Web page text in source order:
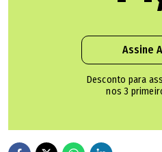
Após suspeita, Caiado
A Saneago afirma que as
"Diante da magnitude das
Assine
Desconto para
nos 3